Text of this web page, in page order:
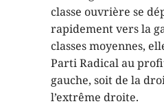
classe ouvrière se
rapidement vers la
classes moyennes,
Parti Radical au
gauche, soit de la
l’extrême droite.